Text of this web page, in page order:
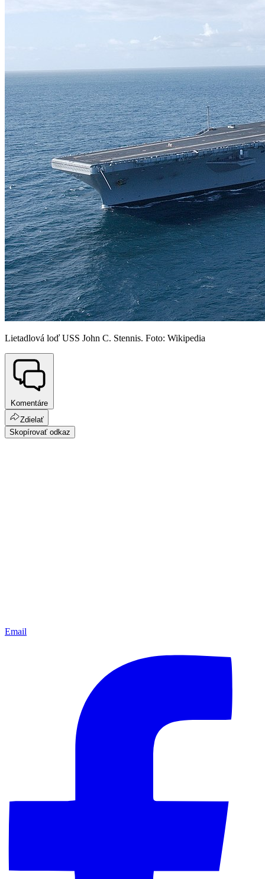
Lietadlová loď USS John C. Stennis. Foto: Wikipedia
Komentáre
Zdielať
Skopírovať odkaz
Email